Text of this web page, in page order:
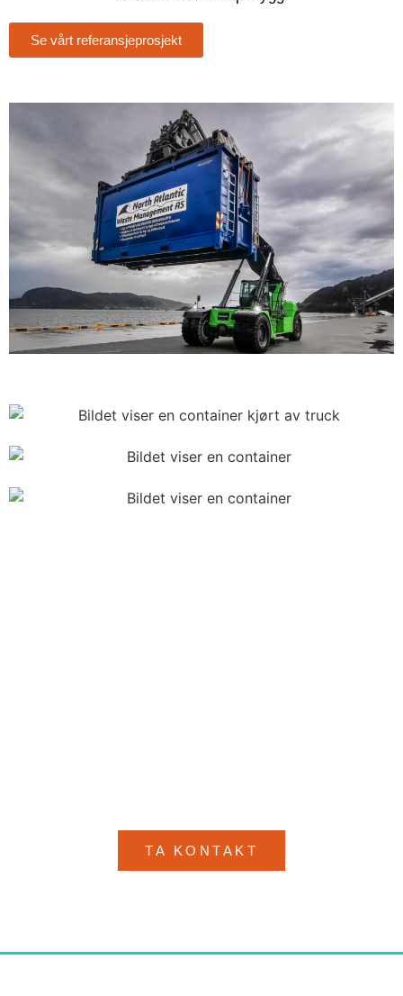
Se vårt referansjeprosjekt
TA KONTAKT